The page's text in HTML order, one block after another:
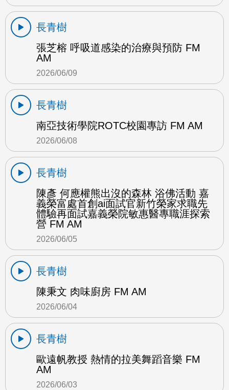
長青樹
張芝榕 呼吸道感染的治療與預防 FM
AM
2026/06/09
長青樹
南亞技術學院ROTC校園專訪 FM AM
2026/06/08
長青樹
陳彥 何應權熊出沒的森林 浴佛活動 嘉
義榮富處首創ai面試官新竹榮家求職先
體驗再面試嘉義榮院敏惠醫專職涯探索
營 FM AM
2026/06/05
長青樹
陳秉文 肉味廚房 FM AM
2026/06/04
長青樹
歐遠帆教授 熱情的拉美舞蹈音樂 FM
AM
2026/06/03